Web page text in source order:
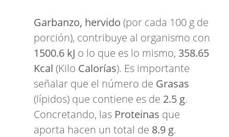
Garbanzo, hervido (por cada 100 g de
porción), contribuye al organismo con
1500.6 kJ o lo que es lo mismo, 358.65
Kcal (Kilo Calorías). Es importante
señalar que el número de Grasas
(lípidos) que contiene es de 2.5 g.
Concretando, las Proteinas que
aporta hacen un total de 8.9 g.